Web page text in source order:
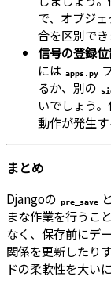
で、オブジ
合を区別でき
信号の登録
には apps.py
るか、別の
いでしょう
動作が発生す
まとめ
Djangoの pre_save と
まな作業を行うこ
なく、保存前にデ
関係を更新したり
ドの柔軟性を大い